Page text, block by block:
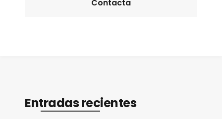
Contacta
Entradas recientes